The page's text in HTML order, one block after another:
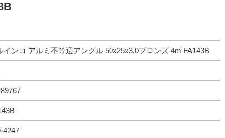
インコ アルミ不等辺アングル 50x25x3.0ブロンズ 4m FA143B
4247